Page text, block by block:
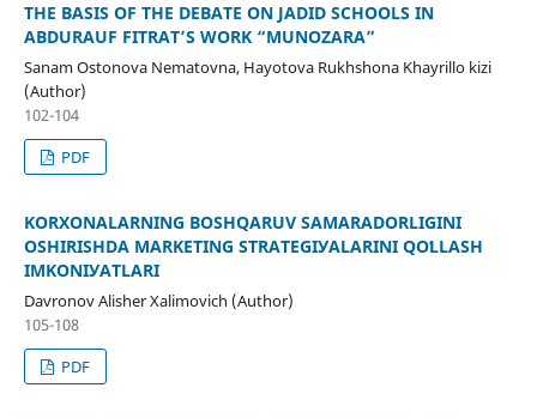
THE BASIS OF THE DEBATE ON JADID SCHOOLS IN
ABDURAUF FITRAT’S WORK “MUNOZARA”
Sanam Ostonova Nematovna, Hayotova Rukhshona Khayrillo kizi
(Author)
102-104
PDF
KОRXОNАLАRNING BОSHQАRUV SАMАRАDОRLIGINI
ОSHIRISHDА MАRKETING STRАTEGIУАLАRINI QОʻLLАSH
IMKОNIУАTLАRI
Dаvrоnоv Аlisher Xаlimоvich (Author)
105-108
PDF